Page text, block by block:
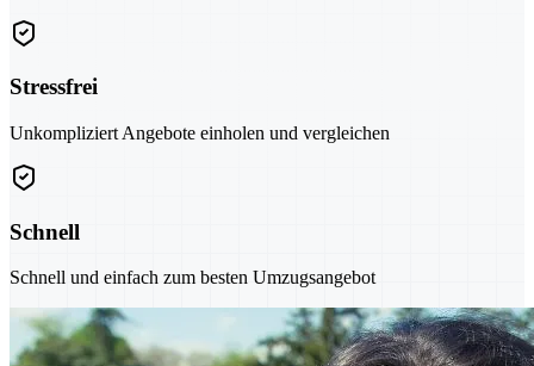
Stressfrei
Unkompliziert Angebote einholen und vergleichen
Schnell
Schnell und einfach zum besten Umzugsangebot